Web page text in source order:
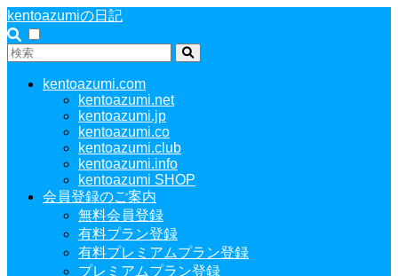
kentoazumiの日記
kentoazumi.com
kentoazumi.net
kentoazumi.jp
kentoazumi.co
kentoazumi.club
kentoazumi.info
kentoazumi SHOP
会員登録のご案内
無料会員登録
有料プラン登録
有料プレミアムプラン登録
プレミアムプラン登録